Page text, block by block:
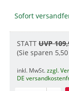
Sofort
STATT UVP
(Sie sparen
inkl. MwSt.zzgl.
DE